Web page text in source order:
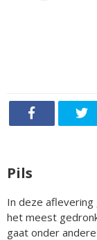
Pils
In deze aflevering
het meest
gaat onder